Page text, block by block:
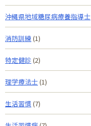
沖縄県地域糖尿病療養指導士
消防訓練 (1)
特定健診 (2)
理学療法士(1)
生活習慣(7)